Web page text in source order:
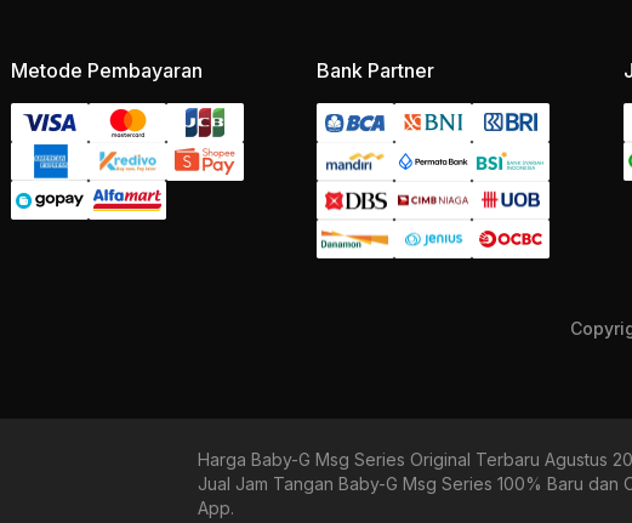
Metode Pembayaran Bank Partner
Harga Baby-G Msg Series Original Terbaru Agustus
Jual Jam Tangan Baby-G Msg Series 100% Baru dan
App.